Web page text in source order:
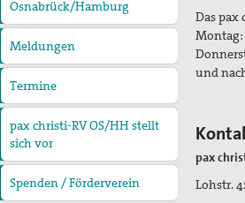
christi
Osnabrück/Hamburg
Meldungen
Termine
pax christi-RV OS/HH stellt
sich vor
Wer wir sind
Regionalvorstand
Ansprechpartner
pax christi Regionalbüro
Mitglied werden
Spenden / Förderverein
Das pax
Montag:
und
pax
Lohstr.